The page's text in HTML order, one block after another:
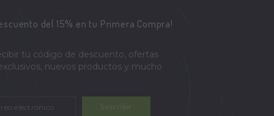
del 15% en tu Primera Compra!
tu código de descuento, ofertas
nuevos productos y mucho
Suscribir